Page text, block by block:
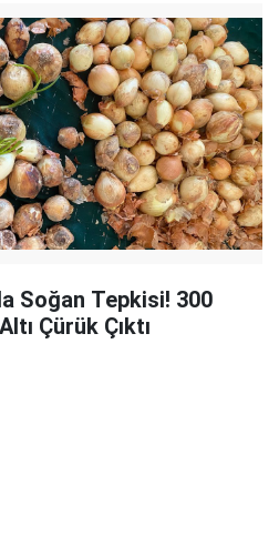
Soğan Tepkisi! 300
Çürük Çıktı